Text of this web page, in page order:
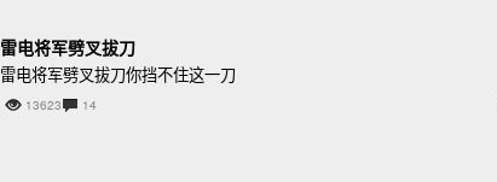
雷电将军劈叉拔刀
雷电将军劈叉拔刀你挡不住这一刀
13623 14